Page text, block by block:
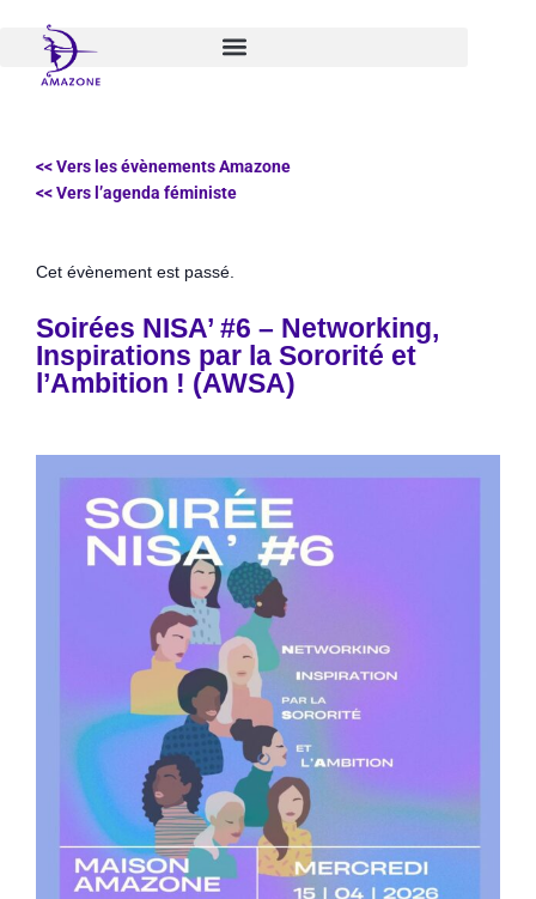
contenu
<< Vers les évènements Amazone
<< Vers l’agenda féministe
Cet évènement est passé.
Soirées NISA’ #6 – Networking,
Inspirations par la Sororité et
l’Ambition ! (AWSA)